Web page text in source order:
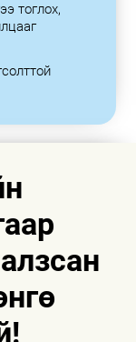
тоглох,